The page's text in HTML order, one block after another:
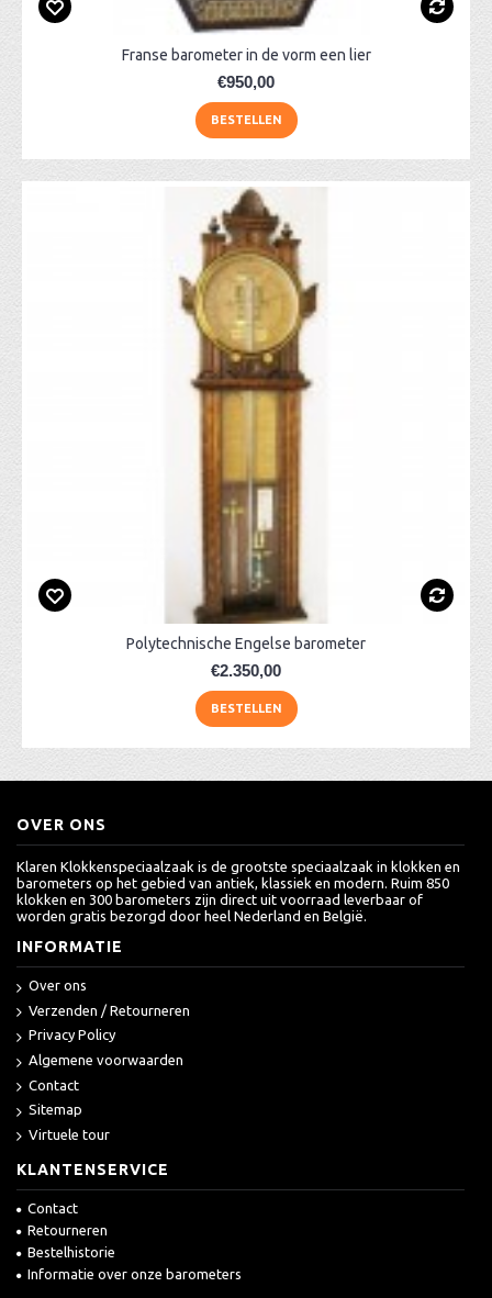
Franse barometer in de vorm een lier
€950,00
BESTELLEN
Polytechnische Engelse barometer
€2.350,00
BESTELLEN
OVER ONS
Klaren Klokkenspeciaalzaak is de grootste speciaalzaak in klokken en
barometers op het gebied van antiek, klassiek en modern. Ruim 850
klokken en 300 barometers zijn direct uit voorraad leverbaar of
worden gratis bezorgd door heel Nederland en België.
INFORMATIE
Over ons
Verzenden / Retourneren
Privacy Policy
Algemene voorwaarden
Contact
Sitemap
Virtuele tour
KLANTENSERVICE
Contact
Retourneren
Bestelhistorie
Informatie over onze barometers